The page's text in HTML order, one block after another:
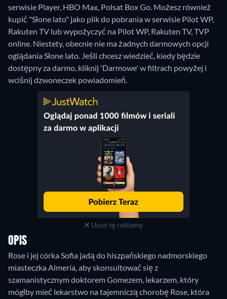
serwisie Player, HBO Max, Polsat Box Go. Możesz również
kupić "Słone lato" jako plik do pobrania w serwisie Pilot WP,
Rakuten TV lub wypożyczyć na Pilot WP, Rakuten TV, TVP
online. Niestety, obecnie nie ma żadnych darmowych opcji
oglądania Słone lato. Jeśli chcesz wiedzieć, kiedy będzie
dostępny za darmo, kliknij 'Darmowe' w filtrach powyżej i
wciśnij dzwoneczek powiadomień.
Usuń tę reklamę
OPIS
Rose i jej córka Sofia jadą do hiszpańskiego nadmorskiego
miasteczka Almería, aby skonsultować się z
szamanistycznym doktorem Gomezem, lekarzem, który
mógłby mieć lekarstwo na tajemniczą chorobę Rose, która